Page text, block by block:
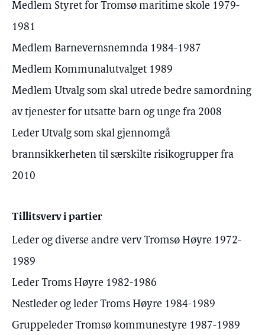
Medlem Styret for Tromsø maritime skole 1979-
1981
Medlem Barnevernsnemnda 1984-1987
Medlem Kommunalutvalget 1989
Medlem Utvalg som skal utrede bedre samordning
av tjenester for utsatte barn og unge fra 2008
Leder Utvalg som skal gjennomgå
brannsikkerheten til særskilte risikogrupper fra
2010
Tillitsverv i partier
Leder og diverse andre verv Tromsø Høyre 1972-
1989
Leder Troms Høyre 1982-1986
Nestleder og leder Troms Høyre 1984-1989
Gruppeleder Tromsø kommunestyre 1987-1989